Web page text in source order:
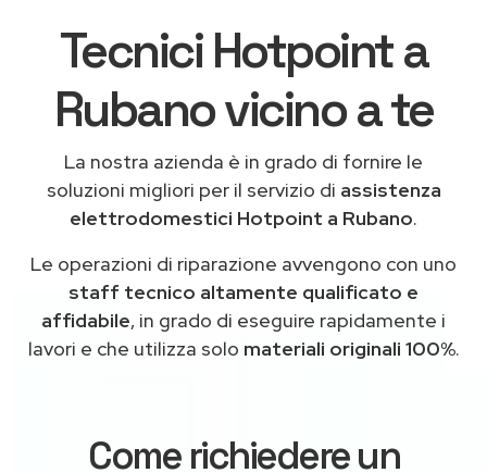
Tecnici Hotpoint a
Rubano vicino a te
La nostra azienda è in grado di fornire le
soluzioni migliori per il servizio di assistenza
elettrodomestici Hotpoint a Rubano.
Le operazioni di riparazione avvengono con uno
staff tecnico altamente qualificato e
affidabile, in grado di eseguire rapidamente i
lavori e che utilizza solo materiali originali 100%.
Come richiedere un